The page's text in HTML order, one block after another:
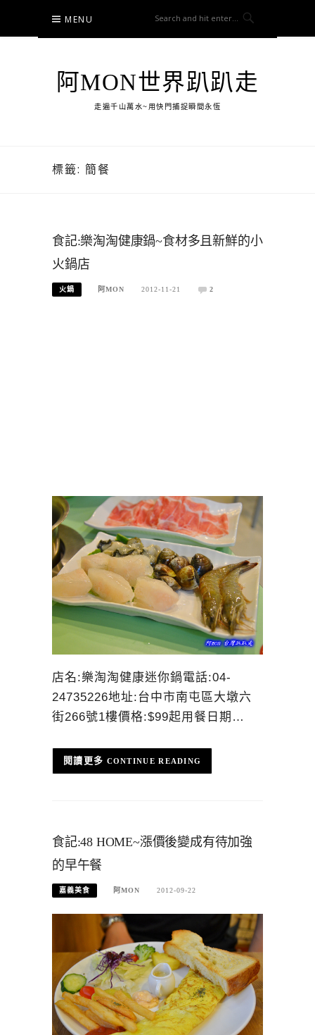
content
MENU
阿MON世界趴趴走
走遍千山萬水~用快門捕捉瞬間永恆
標籤: 簡餐
食記:樂淘淘健康鍋~食材多且新鮮的小
火鍋店
火鍋 阿MON 2012-11-21 2
店名:樂淘淘健康迷你鍋電話:04-
24735226地址:台中市南屯區大墩六
街266號1樓價格:$99起用餐日期…
CONTINUE READING
食記:48 HOME~漲價後變成有待加強
的早午餐
嘉義美食 阿MON 2012-09-22